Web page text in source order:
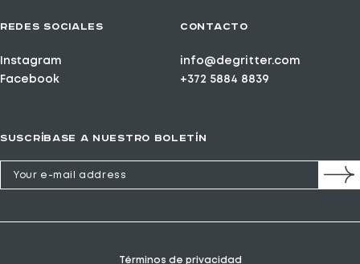
REDES SOCIALES
Instagram
Facebook
CONTACTO
info@degritter.com
+372 5884 8839
SUSCRÍBASE A NUESTRO BOLETÍN
Términos de privacidad